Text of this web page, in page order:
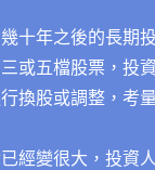
十年之後的長期
或五檔股票，投
換股或調整，考
經變很大，投資